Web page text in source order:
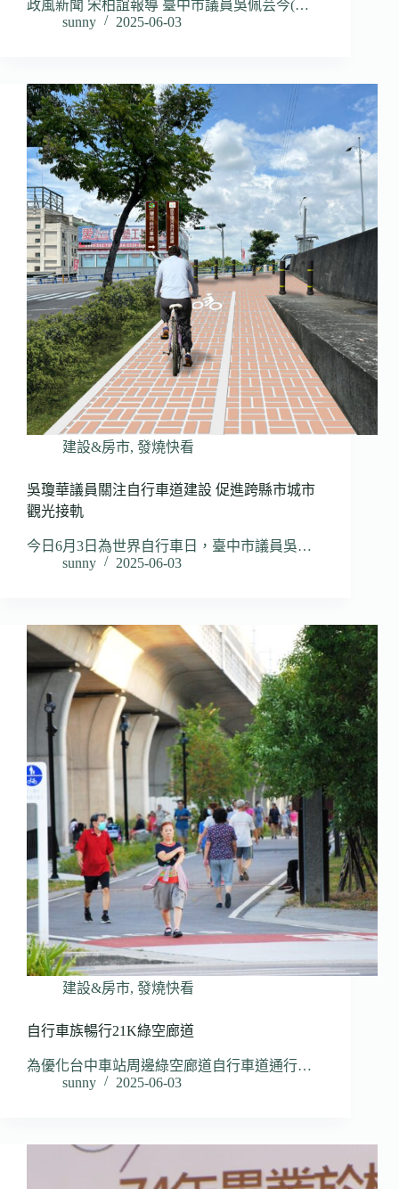
政風新聞 宋柏誼報導 臺中市議員吳佩芸今(…
sunny
2025-06-03
建設&房市, 發燒快看
吳瓊華議員關注自行車道建設 促進跨縣市城市
觀光接軌
今日6月3日為世界自行車日，臺中市議員吳…
sunny
2025-06-03
建設&房市, 發燒快看
自行車族暢行21K綠空廊道
為優化台中車站周邊綠空廊道自行車道通行…
sunny
2025-06-03